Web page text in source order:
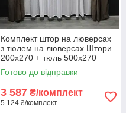
Комплект штор на люверсах
з тюлем на люверсах Штори
200х270 + тюль 500х270
Штори з підхопленнями Колір
Кавовий
Готово до відправки
3 587 ₴/комплект
5 124 ₴/комплект